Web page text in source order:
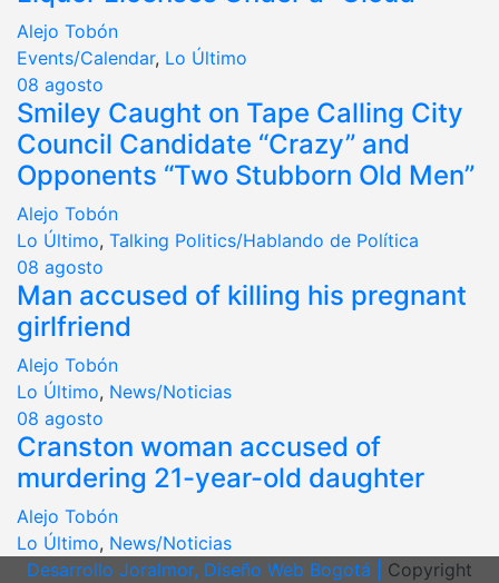
Alejo Tobón
Events/Calendar, Lo Último
08 agosto
Smiley Caught on Tape Calling City
Council Candidate “Crazy” and
Opponents “Two Stubborn Old Men”
Alejo Tobón
Lo Último, Talking Politics/Hablando de Política
08 agosto
Man accused of killing his pregnant
girlfriend
Alejo Tobón
Lo Último, News/Noticias
08 agosto
Cranston woman accused of
murdering 21-year-old daughter
Alejo Tobón
Lo Último, News/Noticias
Desarrollo Joralmor, Diseño Web Bogotá | Copyright